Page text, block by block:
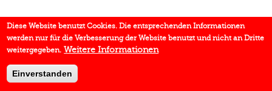
Diese Website benutzt Cookies. Die entsprechenden Informationen
werden nur für die Verbesserung der Website benutzt und nicht an Dritte
weitergegeben. Weitere Informationen
Einverstanden